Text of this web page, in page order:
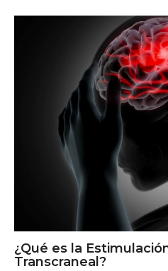
¿Qué es la
Transcraneal?